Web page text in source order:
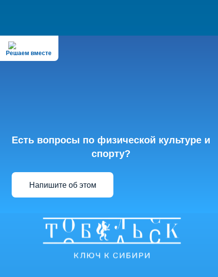
Решаем вместе
Есть вопросы по физической культуре и
спорту?
Напишите об этом